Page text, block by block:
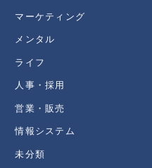
マーケティング
メンタル
ライフ
人事・採用
営業・販売
情報システム
未分類